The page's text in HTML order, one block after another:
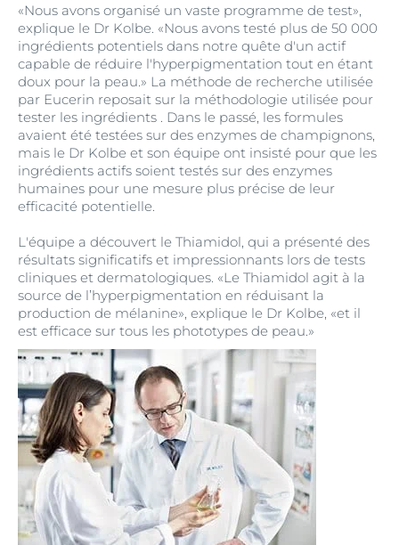
«Nous avons organisé un vaste programme de test»,
explique le Dr Kolbe. «Nous avons testé plus de 50 000
ingrédients potentiels dans notre quête d'un actif
capable de réduire l'hyperpigmentation tout en étant
doux pour la peau.» La méthode de recherche utilisée
par Eucerin reposait sur la méthodologie utilisée pour
tester les ingrédients . Dans le passé, les formules
avaient été testées sur des enzymes de champignons,
mais le Dr Kolbe et son équipe ont insisté pour que les
ingrédients actifs soient testés sur des enzymes
humaines pour une mesure plus précise de leur
efficacité potentielle.
L'équipe a découvert le Thiamidol, qui a présenté des
résultats significatifs et impressionnants lors de tests
cliniques et dermatologiques. «Le Thiamidol agit à la
source de l’hyperpigmentation en réduisant la
production de mélanine», explique le Dr Kolbe, «et il
est efficace sur tous les phototypes de peau.»